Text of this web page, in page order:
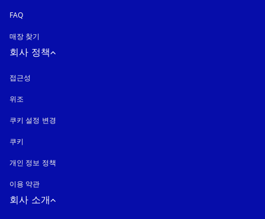
FAQ
매장 찾기
회사 정책
접근성
위조
쿠키 설정 변경
쿠키
개인 정보 정책
이용 약관
회사 소개